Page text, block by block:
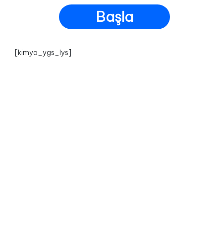
Başla
[kimya_ygs_lys]